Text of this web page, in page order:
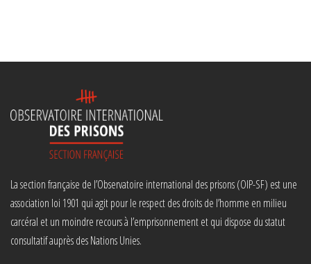
La section française de l’Observatoire international des prisons (OIP-SF) est une
association loi 1901 qui agit pour le respect des droits de l’homme en milieu
carcéral et un moindre recours à l’emprisonnement et qui dispose du statut
consultatif auprès des Nations Unies.